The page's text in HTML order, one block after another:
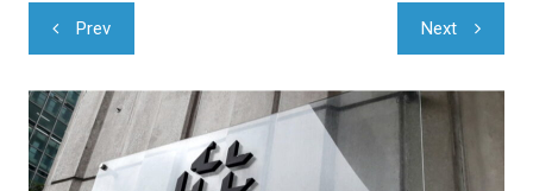
Navegação
de
Post
Prev Next